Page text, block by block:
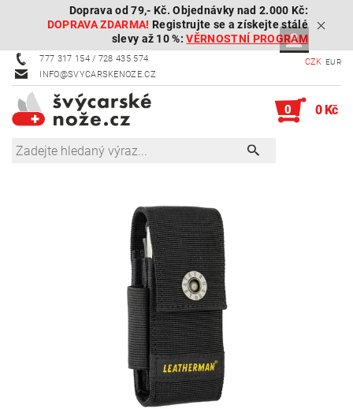
Doprava od 79,- Kč. Objednávky nad 2.000 Kč:
DOPRAVA ZDARMA! Registrujte se a získejte stálé
slevy až 10 %:VĚRNOSTNÍ PROGRAM
777 317 154 / 728 435 574
INFO@SVYCARSKENOZE.CZ
CZK EUR
0 0 Kč